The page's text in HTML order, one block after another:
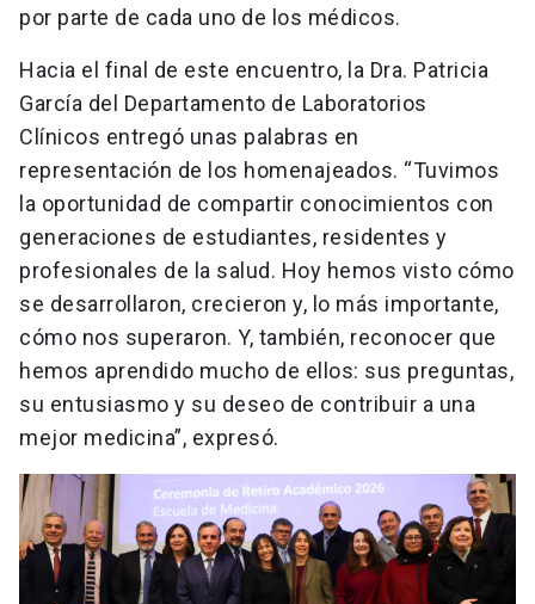
por parte de cada uno de los médicos.
Hacia el final de este encuentro, la Dra. Patricia
García del Departamento de Laboratorios
Clínicos entregó unas palabras en
representación de los homenajeados. “Tuvimos
la oportunidad de compartir conocimientos con
generaciones de estudiantes, residentes y
profesionales de la salud. Hoy hemos visto cómo
se desarrollaron, crecieron y, lo más importante,
cómo nos superaron. Y, también, reconocer que
hemos aprendido mucho de ellos: sus preguntas,
su entusiasmo y su deseo de contribuir a una
mejor medicina”, expresó.